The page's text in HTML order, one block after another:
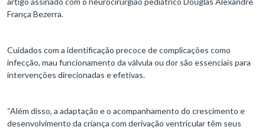
França Bezerra.
Cuidados com a identificação precoce de complicações como
infecção, mau funcionamento da válvula ou dor são essenciais para
intervenções direcionadas e efetivas.
“Além disso, a adaptação e o acompanhamento do crescimento e
desenvolvimento da criança com derivação ventricular têm seus